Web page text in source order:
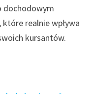
dochodowym
realnie wpływa
kursantów.